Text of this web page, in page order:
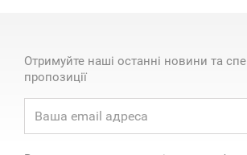
Отримуйте наші останні новини та
пропозиції